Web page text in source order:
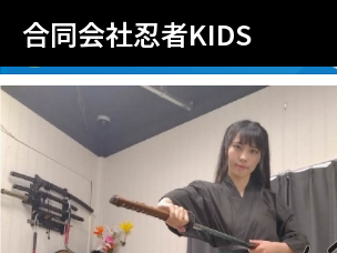
合同会社忍者KIDS